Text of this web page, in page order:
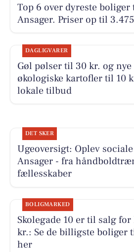
Top 6 over dyreste
Ansager. Priser op til
DAGLIGVARER
Gøl pølser til 30 kr. og nye
økologiske kartofler til 10
lokale tilbud
DET SKER
Ugeoversigt: Oplev
Ansager - fra
fællesskaber
BOLIGMARKED
Skolegade 10 er til salg
kr.: Se de billigste boliger
her